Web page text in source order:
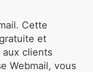
Cette
et
aux clients
Webmail, vous